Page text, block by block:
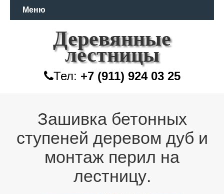
Меню
Деревянные
лестницы
Тел: +7 (911) 924 03 25
Зашивка бетонных
ступеней деревом дуб и
монтаж перил на
лестницу.